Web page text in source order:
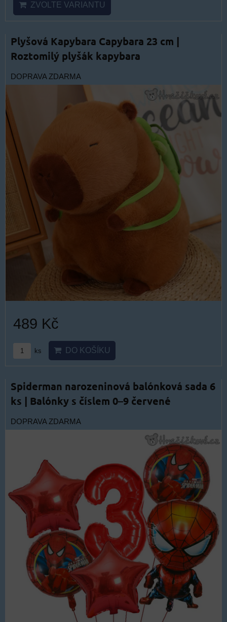
ZVOLTE VARIANTU
Plyšová Kapybara Capybara 23 cm |
Roztomilý plyšák kapybara
DOPRAVA ZDARMA
489 Kč
ks DO KOŠÍKU
Spiderman narozeninová balónková sada 6
ks | Balónky s číslem 0–9 červené
DOPRAVA ZDARMA